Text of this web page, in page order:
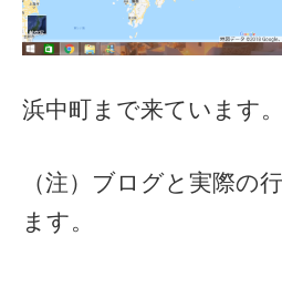
浜中町まで来ています。
（注）ブログと実際の
ます。